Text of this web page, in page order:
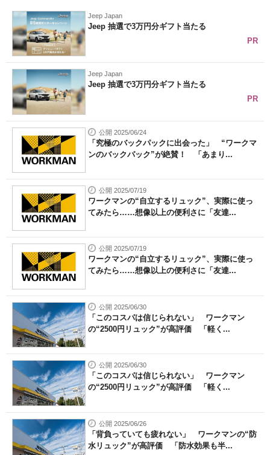
Jeep Japan
Jeep 抽選で3万円分ギフト当たる
PR
Jeep Japan
Jeep 抽選で3万円分ギフト当たる
PR
公開 2025/06/24
「究極のバックパックに出会った」 “ワークマ
ンのバックパック”が絶賛！ 「あまり...
公開 2025/07/19
ワークマンの“自立するリュック”、実際に使っ
てみたら……想像以上の便利さに「友達...
公開 2025/07/19
ワークマンの“自立するリュック”、実際に使っ
てみたら……想像以上の便利さに「友達...
公開 2025/06/30
「このコスパは信じられない」 ワークマン
の“2500円リュック”が高評価 「軽く...
公開 2025/06/30
「このコスパは信じられない」 ワークマン
の“2500円リュック”が高評価 「軽く...
公開 2025/06/26
「背負っていても疲れない」 ワークマンの“防
水リュック”が高評価 「防水効果も半...